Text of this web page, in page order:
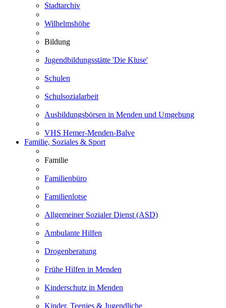
Stadtarchiv
Wilhelmshöhe
Bildung
Jugendbildungsstätte 'Die Kluse'
Schulen
Schulsozialarbeit
Ausbildungsbörsen in Menden und Umgebung
VHS Hemer-Menden-Balve
Familie, Soziales & Sport
Familie
Familienbüro
Familienlotse
Allgemeiner Sozialer Dienst (ASD)
Ambulante Hilfen
Drogenberatung
Frühe Hilfen in Menden
Kinderschutz in Menden
Kinder, Teenies & Jugendliche